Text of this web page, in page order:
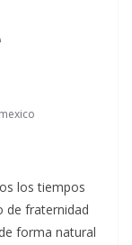
los tiempos
de fraternidad
forma natural